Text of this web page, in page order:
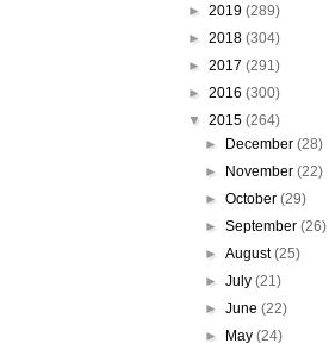
► 2019 (289)
► 2018 (304)
► 2017 (291)
► 2016 (300)
▼ 2015 (264)
►
December (28)
►
November (22)
► October (29)
► September (26)
► August(25)
► July (21)
► June (22)
►
May (24)